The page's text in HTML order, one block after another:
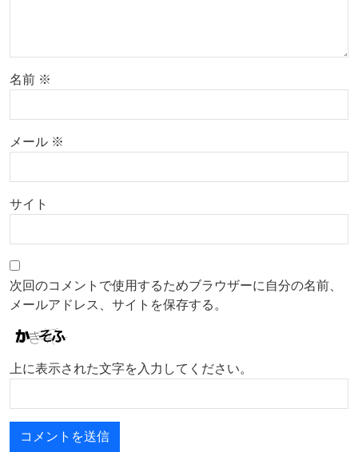
名前 ※
メール ※
サイト
次回のコメントで使用するためブラウザーに自分の名前、
メールアドレス、サイトを保存する。
上に表示された文字を入力してください。